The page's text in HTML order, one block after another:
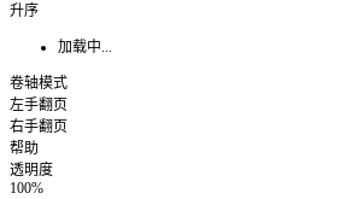
升序
加载中...
卷轴模式
左手翻页
右手翻页
帮助
透明度
100%